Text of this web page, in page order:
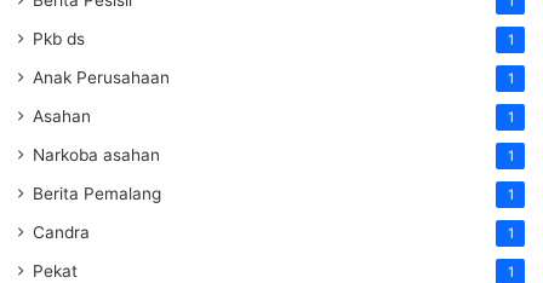
Pkb ds 1
Anak Perusahaan 1
Asahan 1
Narkoba asahan 1
Berita Pemalang 1
Candra 1
Pekat 1